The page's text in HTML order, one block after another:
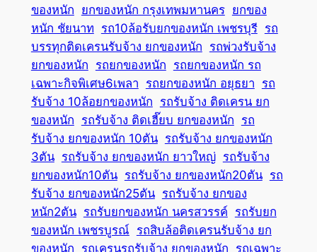
ของหนัก ยกของหนัก กรุงเทพมหานคร ยกของ
หนัก ชัยนาท รถ10ล้อรับยกของหนัก เพชรบุรี รถ
บรรทุกติดเครนรับจ้าง ยกของหนัก รถพ่วงรับจ้าง
ยกของหนัก รถยกของหนัก รถยกของหนัก รถ
เฉพาะกิจพิเศษ6เพลา รถยกของหนัก อยุธยา รถ
รับจ้าง 10ล้อยกของหนัก รถรับจ้าง ติดเครน ยก
ของหนัก รถรับจ้าง ติดเฮี๊ยบ ยกของหนัก รถ
รับจ้าง ยกของหนัก 10ตัน รถรับจ้าง ยกของหนัก
3ตัน รถรับจ้าง ยกของหนัก ยาวใหญ่ รถรับจ้าง
ยกของหนัก10ตัน รถรับจ้าง ยกของหนัก20ตัน รถ
รับจ้าง ยกของหนัก25ตัน รถรับจ้าง ยกของ
หนัก2ตัน รถรับยกของหนัก นครสวรรค์ รถรับยก
ของหนัก เพชรบูรณ์ รถสิบล้อติดเครนรับจ้าง ยก
ของหนัก รถเครนรถรับจ้าง ยกของหนัก รถเฉพาะ